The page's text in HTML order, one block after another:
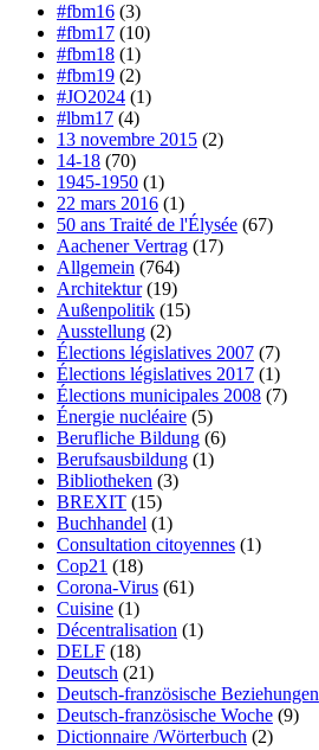
#fbm16 (3)
#fbm17 (10)
#fbm18 (1)
#fbm19 (2)
#JO2024 (1)
#lbm17 (4)
13 novembre 2015 (2)
14-18 (70)
1945-1950 (1)
22 mars 2016 (1)
50 ans Traité de l'Élysée (67)
Aachener Vertrag (17)
Allgemein (764)
Architektur(19)
Außenpolitik (15)
Ausstellung (2)
Élections législatives 2007 (7)
Élections législatives 2017 (1)
Élections municipales 2008 (7)
Énergie nucléaire (5)
Berufliche Bildung (6)
Berufsausbildung (1)
Bibliotheken (3)
BREXIT (15)
Buchhandel (1)
Consultation citoyennes (1)
Cop21 (18)
Corona-Virus (61)
Cuisine (1)
Décentralisation (1)
DELF (18)
Deutsch (21)
Deutsch-französische Beziehungen
Deutsch-französische Woche (9)
Dictionnaire /Wörterbuch (2)